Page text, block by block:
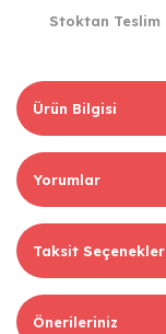
Stoktan Teslim
Ürün Bilgisi
Yorumlar
Taksit
Önerileriniz